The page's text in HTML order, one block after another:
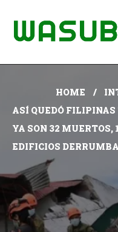
HOME
ASÍ QUEDÓ FILIPINAS
YA SON 32 MUERTOS,
EDIFICIOS